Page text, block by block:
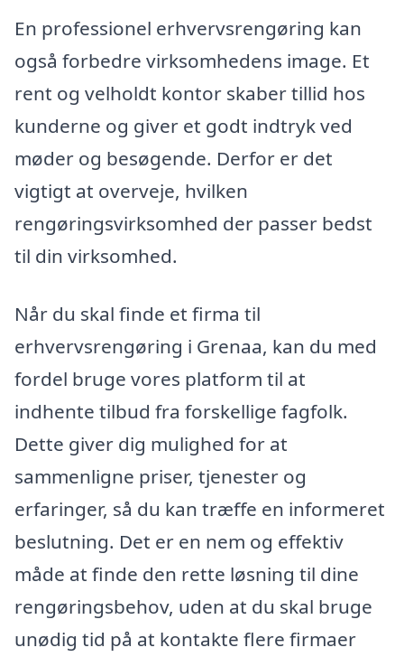
En professionel erhvervsrengøring kan
også forbedre virksomhedens image. Et
rent og velholdt kontor skaber tillid hos
kunderne og giver et godt indtryk ved
møder og besøgende. Derfor er det
vigtigt at overveje, hvilken
rengøringsvirksomhed der passer bedst
til din virksomhed.
Når du skal finde et firma til
erhvervsrengøring i Grenaa, kan du med
fordel bruge vores platform til at
indhente tilbud fra forskellige fagfolk.
Dette giver dig mulighed for at
sammenligne priser, tjenester og
erfaringer, så du kan træffe en informeret
beslutning. Det er en nem og effektiv
måde at finde den rette løsning til dine
rengøringsbehov, uden at du skal bruge
unødig tid på at kontakte flere firmaer